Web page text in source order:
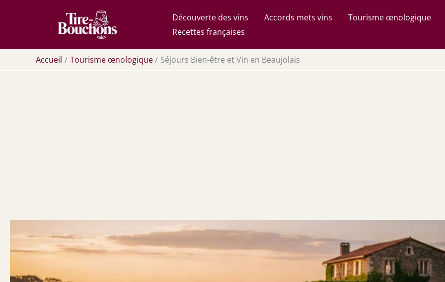
Découverte des vins Accords mets vins
Tourisme œnologique
Recettes françaises
Accueil Tourisme œnologique Séjours Bien-être et Vin en Beaujolais